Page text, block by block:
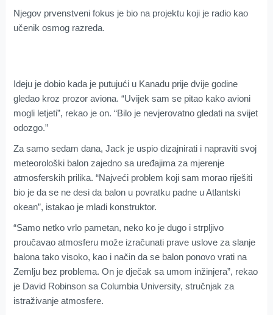
Njegov prvenstveni fokus je bio na projektu koji je radio kao
učenik osmog razreda.
Ideju je dobio kada je putujući u Kanadu prije dvije godine
gledao kroz prozor aviona. “Uvijek sam se pitao kako avioni
mogli letjeti”, rekao je on. “Bilo je nevjerovatno gledati na svijet
odozgo.”
Za samo sedam dana, Jack je uspio dizajnirati i napraviti svoj
meteorološki balon zajedno sa uređajima za mjerenje
atmosferskih prilika. “Najveći problem koji sam morao riješiti
bio je da se ne desi da balon u povratku padne u Atlantski
okean”, istakao je mladi konstruktor.
“Samo netko vrlo pametan, neko ko je dugo i strpljivo
proučavao atmosferu može izračunati prave uslove za slanje
balona tako visoko, kao i način da se balon ponovo vrati na
Zemlju bez problema. On je dječak sa umom inžinjera”, rekao
je David Robinson sa Columbia University, stručnjak za
istraživanje atmosfere.